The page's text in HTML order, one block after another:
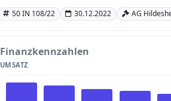
50 IN 108/22 30.12.2022 AG
Finanzkennzahlen
UMSATZ